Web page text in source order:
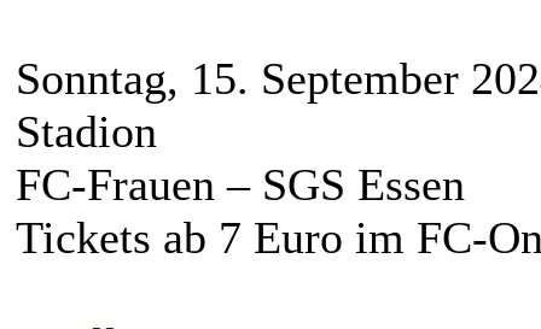
Sonntag, 15. September
Stadion
FC-Frauen – SGS Essen
Tickets ab 7 Euro im FC-